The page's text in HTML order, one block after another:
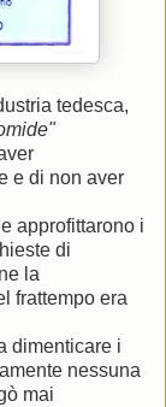
tedesca,
e di non aver
approfittarono i
di
la
frattempo era
dimenticare i
nessuna
mai